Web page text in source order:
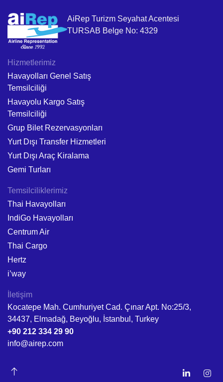
AiRep Turizm Seyahat Acentesi
TURSAB Belge No: 4329
Hizmetlerimiz
Havayolları Genel Satış
Temsilciliği
Havayolu Kargo Satış
Temsilciliği
Grup Bilet Rezervasyonları
Yurt Dışı Transfer Hizmetleri
Yurt Dışı Araç Kiralama
Gemi Turları
Temsilciliklerimiz
Thai Havayolları
IndiGo Havayolları
Centrum Air
Thai Cargo
Hertz
i’way
İletişim
Kocatepe Mah. Cumhuriyet Cad. Çınar Apt. No:25/3,
34437, Elmadağ, Beyoğlu, İstanbul, Turkey
+90 212 334 29 90
info@airep.com